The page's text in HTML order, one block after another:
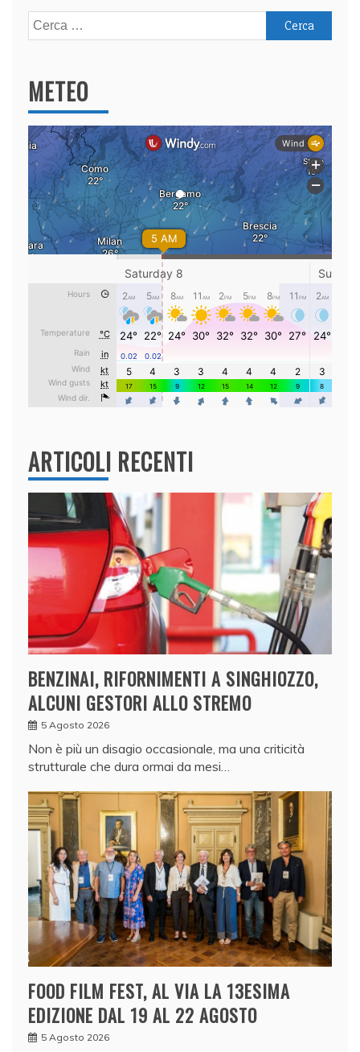
Ricerca
per:
METEO
ARTICOLI RECENTI
BENZINAI, RIFORNIMENTI A SINGHIOZZO,
ALCUNI GESTORI ALLO STREMO
5 Agosto 2026
Non è più un disagio occasionale, ma una criticità
strutturale che dura ormai da mesi…
FOOD FILM FEST, AL VIA LA 13ESIMA
EDIZIONE DAL 19 AL 22 AGOSTO
5 Agosto 2026